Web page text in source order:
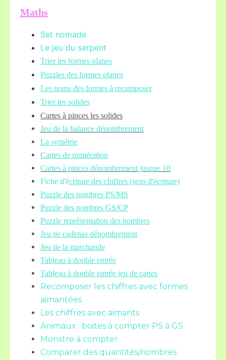
Maths
Set nomade
Le jeu du serpent
Trier les formes planes
Puzzles des formes planes
Les noms des formes à recomposer
Trier les solides
Cartes à pinces les solides
Jeu de la balance dénombrement
La symétrie
Cartes de numération
Cartes à pinces dénombrement jusque 10
Fiche d'écriture des chiffres (sens d'écriture)
Puzzle des nombres PS/MS
Puzzle des nombres GS/CP
Puzzle représentation des nombres
Jeu de cadenas dénombrement
Jeu de la marchande
Tableau à double entrée
Tableau à double entrée jeu de cartes
Recomposer les chiffres avec formes
aimantées
Les chiffres avec aimants
Animaux : boites à compter PS à GS
Monstre à compter
Comparer des quantités/nombres